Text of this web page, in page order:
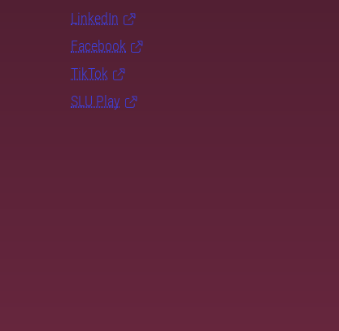
LinkedIn
Facebook
TikTok
SLU Play